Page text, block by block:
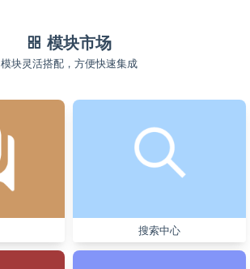
模块市场
模块灵活搭配，方便快速集成
搜索中心